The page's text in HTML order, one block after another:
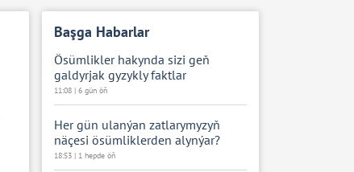
Başga Habarlar
Ösümlikler hakynda sizi geň
galdyrjak gyzykly faktlar
11:08 | 6 gün öň
Her gün ulanýan zatlarymyzyň
näçesi ösümliklerden alynýar?
18:53 | 1 hepde öň